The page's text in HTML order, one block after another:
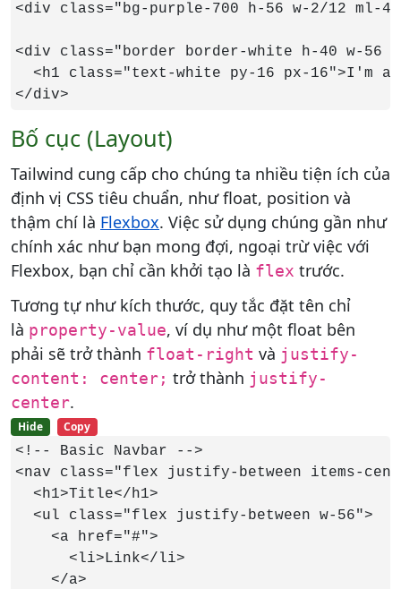
<div class="bg-purple-700 h-56 w-2/12 ml-
<div class="border border-white h-40 w-56
<h1 class="text-white py-16 px-16">I'm a
</div>
Bố cục (Layout)
Tailwind cung cấp cho chúng ta nhiều tiện ích của
định vị CSS tiêu chuẩn, như float, position và
thậm chí là Flexbox. Việc sử dụng chúng gần như
chính xác như bạn mong đợi, ngoại trừ việc với
Flexbox, bạn chỉ cần khởi tạo là flex trước.
Tương tự như kích thước, quy tắc đặt tên chỉ
là property-value, ví dụ như một float bên
phải sẽ trở thành float-right và justify-
content: center; trở thành justify-
center.
Hide Copy
<!-- Basic Navbar -->
<nav class="flex justify-between items-
  <h1>Title</h1>
  <ul class="flex justify-between w-56">
    <a href="#">
      <li>Link</li>
    </a>